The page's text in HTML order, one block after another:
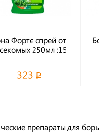
Форте спрей от
250мл :15
323
препараты для